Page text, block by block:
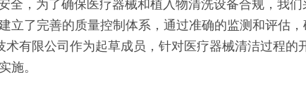
，为了确保医疗器械和植入物清洗设备合规，我
了完善的质量控制体系，通过准确的监测和评估，
限公司作为起草成员，针对医疗器械清洁过程的
施。